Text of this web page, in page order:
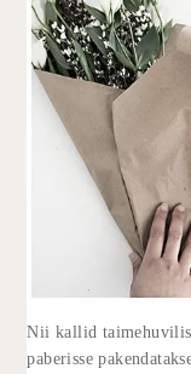
Nii kallid
paberisse